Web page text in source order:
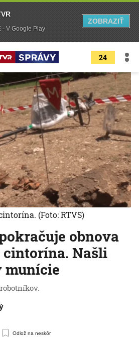
24
obnova
cintorína. Našli
munície
Odlož na neskôr
(Foto: RTVS)
- V Google Play
ZOBRAZIŤ